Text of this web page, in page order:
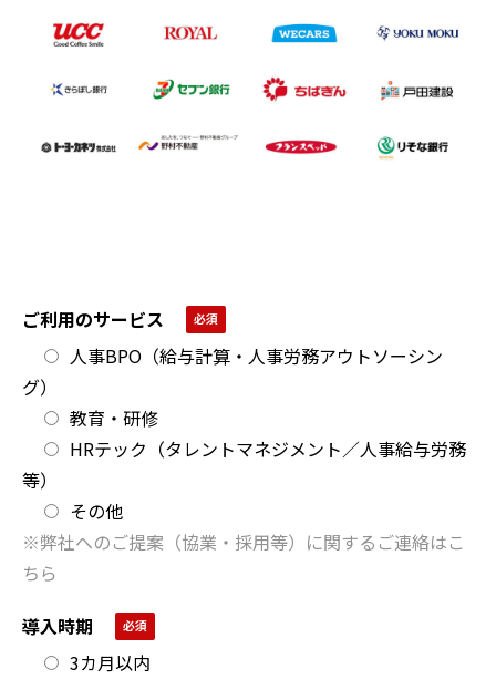
ご利用のサービス
人事BPO（給与計算・人事労務アウトソーシン
グ）
教育・研修
HRテック（タレントマネジメント／人事給与労務
等）
その他
※弊社へのご提案（協業・採用等）に関するご連絡はこ
ちら
導入時期
3カ月以内